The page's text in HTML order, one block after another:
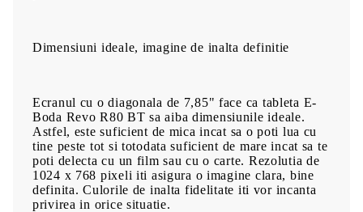
Dimensiuni ideale, imagine de inalta definitie
Ecranul cu o diagonala de 7,85" face ca tableta E-
Boda Revo R80 BT sa aiba dimensiunile ideale.
Astfel, este suficient de mica incat sa o poti lua cu
tine peste tot si totodata suficient de mare incat sa te
poti delecta cu un film sau cu o carte. Rezolutia de
1024 x 768 pixeli iti asigura o imagine clara, bine
definita. Culorile de inalta fidelitate iti vor incanta
privirea in orice situatie.